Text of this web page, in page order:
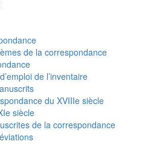
de la correspondance
de l’inventaire
du XVIIIe siècle
siècle
de la correspondance